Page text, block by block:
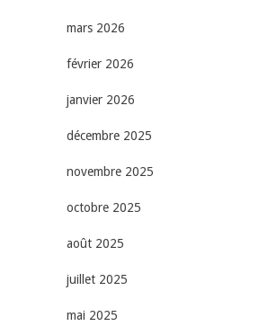
mars 2026
février 2026
janvier 2026
décembre 2025
novembre 2025
octobre 2025
août 2025
juillet 2025
mai 2025